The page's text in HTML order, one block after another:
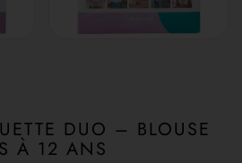
DUO – BLOUSE
À 12 ANS